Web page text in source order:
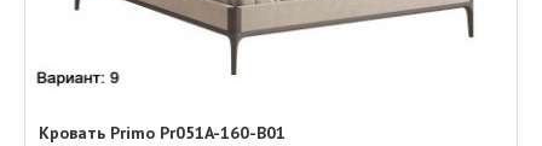
Кровать Primo Pr051A-160-B01